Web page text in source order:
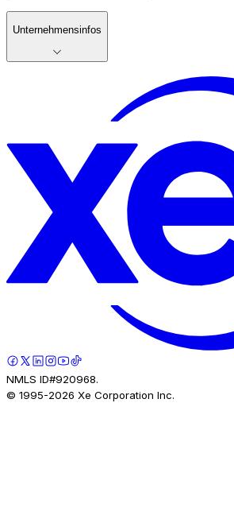
Unternehmensinfos
NMLS ID#920968.
© 1995-2026 Xe Corporation Inc.